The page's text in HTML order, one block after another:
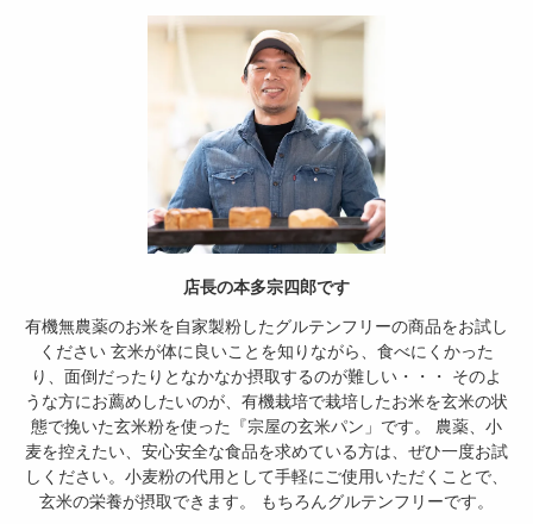
店長の本多宗四郎です
有機無農薬のお米を自家製粉したグルテンフリーの商品をお試し
ください 玄米が体に良いことを知りながら、食べにくかった
り、面倒だったりとなかなか摂取するのが難しい・・・ そのよ
うな方にお薦めしたいのが、有機栽培で栽培したお米を玄米の状
態で挽いた玄米粉を使った『宗屋の玄米パン」です。 農薬、小
麦を控えたい、安心安全な食品を求めている方は、ぜひ一度お試
しください。小麦粉の代用として手軽にご使用いただくことで、
玄米の栄養が摂取できます。 もちろんグルテンフリーです。